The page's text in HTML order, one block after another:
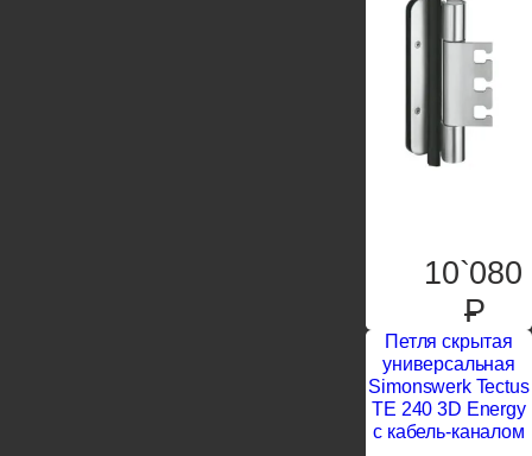
10`080
P
Петля скрытая
универсальная
Simonswerk Tectus
TE 240 3D Energy
с кабель-каналом